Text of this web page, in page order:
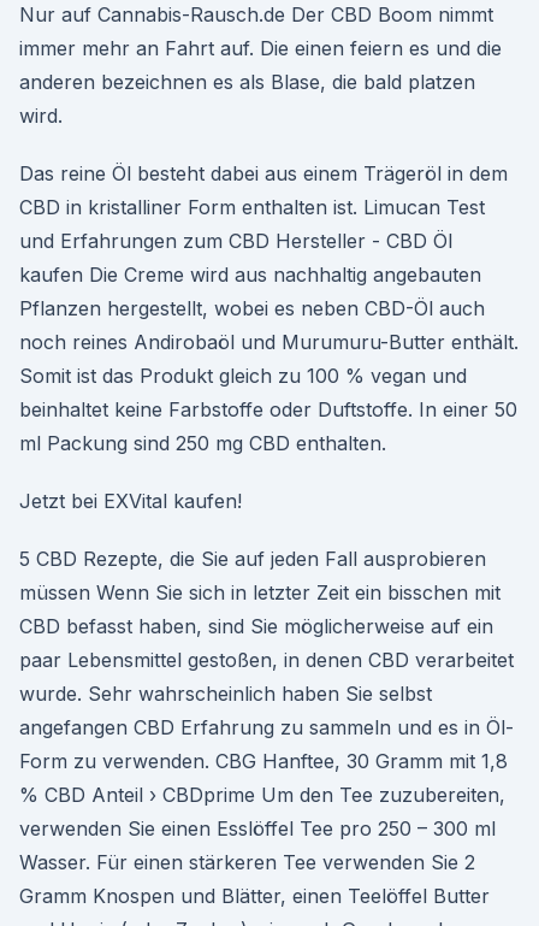
Nur auf Cannabis-Rausch.de Der CBD Boom nimmt
immer mehr an Fahrt auf. Die einen feiern es und die
anderen bezeichnen es als Blase, die bald platzen
wird.
Das reine Öl besteht dabei aus einem Trägeröl in dem
CBD in kristalliner Form enthalten ist. Limucan Test
und Erfahrungen zum CBD Hersteller - CBD Öl
kaufen Die Creme wird aus nachhaltig angebauten
Pflanzen hergestellt, wobei es neben CBD-Öl auch
noch reines Andirobaöl und Murumuru-Butter enthält.
Somit ist das Produkt gleich zu 100 % vegan und
beinhaltet keine Farbstoffe oder Duftstoffe. In einer 50
ml Packung sind 250 mg CBD enthalten.
Jetzt bei EXVital kaufen!
5 CBD Rezepte, die Sie auf jeden Fall ausprobieren
müssen Wenn Sie sich in letzter Zeit ein bisschen mit
CBD befasst haben, sind Sie möglicherweise auf ein
paar Lebensmittel gestoßen, in denen CBD verarbeitet
wurde. Sehr wahrscheinlich haben Sie selbst
angefangen CBD Erfahrung zu sammeln und es in Öl-
Form zu verwenden. CBG Hanftee, 30 Gramm mit 1,8
% CBD Anteil › CBDprime Um den Tee zuzubereiten,
verwenden Sie einen Esslöffel Tee pro 250 – 300 ml
Wasser. Für einen stärkeren Tee verwenden Sie 2
Gramm Knospen und Blätter, einen Teelöffel Butter